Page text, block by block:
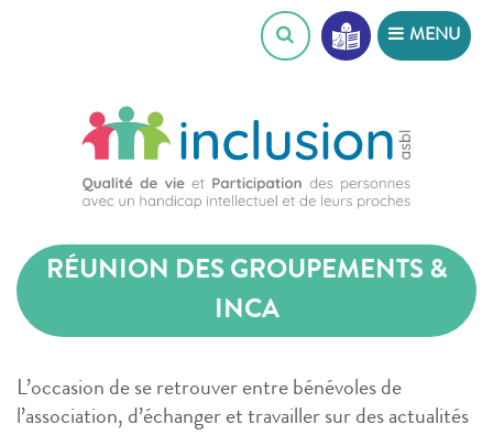
MENU
RÉUNION DES GROUPEMENTS &
INCA
L’occasion de se retrouver entre bénévoles de
l’association, d’échanger et travailler sur des actualités